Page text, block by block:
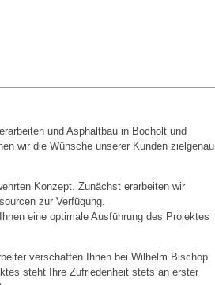
und Asphaltbau in Bocholt und
wir die Wünsche unserer Kunden zielgenau
Konzept. Zunächst erarbeiten wir
zur Verfügung.
eine optimale Ausführung des Projektes
verschaffen Ihnen bei Wilhelm Bischop
steht Ihre Zufriedenheit stets an erster